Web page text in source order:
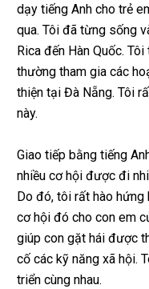
dạy tiếng Anh cho trẻ
qua. Tôi đã từng sống
Rica đến Hàn Quốc.
thường tham gia các
thiện tại Đà Nẵng. Tôi
này.
Giao tiếp bằng tiếng
nhiều cơ hội được đi
Do đó, tôi rất hào
cơ hội đó cho con em
giúp con gặt hái được
cố các kỹ năng xã hội.
triển cùng nhau.